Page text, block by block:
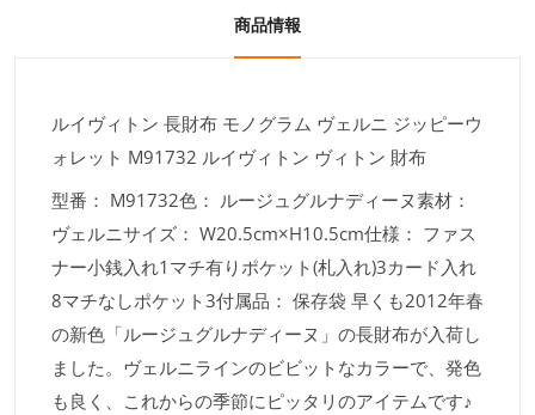
商品情報
ルイヴィトン 長財布 モノグラム ヴェルニ ジッピーウ
ォレット M91732 ルイヴィトン ヴィトン 財布
型番： M91732色： ルージュグルナディーヌ素材：
ヴェルニサイズ： W20.5cm×H10.5cm仕様： ファス
ナー小銭入れ1マチ有りポケット(札入れ)3カード入れ
8マチなしポケット3付属品： 保存袋 早くも2012年春
の新色「ルージュグルナディーヌ」の長財布が入荷し
ました。ヴェルニラインのビビットなカラーで、発色
も良く、これからの季節にピッタリのアイテムです♪